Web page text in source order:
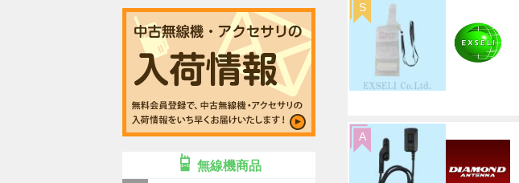
S
A
無線機商品